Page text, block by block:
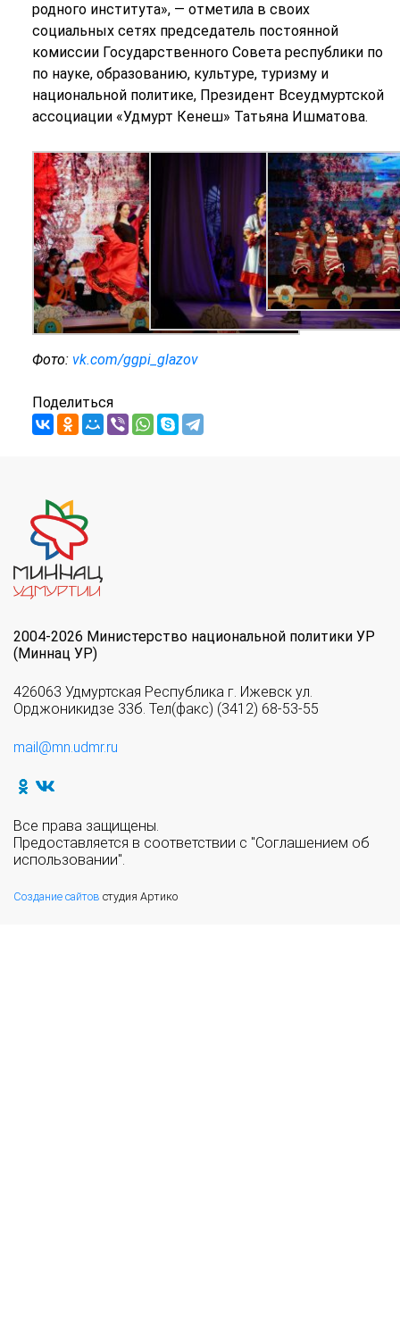
родного института», — отметила в своих
социальных сетях председатель постоянной
комиссии Государственного Совета республики по
по науке, образованию, культуре, туризму и
национальной политике, Президент Всеудмуртской
ассоциации «Удмурт Кенеш» Татьяна Ишматова.
Фото:vk.com/ggpi_glazov
Поделиться
2004-2026 Министерство национальной политики УР
(Миннац УР)
426063 Удмуртская Республика г. Ижевск ул.
Орджоникидзе 33б. Тел(факс) (3412) 68-53-55
mail@mn.udmr.ru
Все права защищены.
Предоставляется в соответствии с "Соглашением об
использовании".
Создание сайтов студия Артико